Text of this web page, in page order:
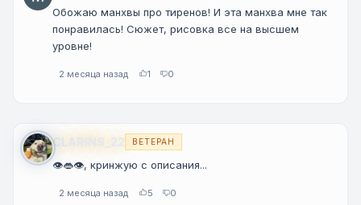
Обожаю манхвы про тиренов! И эта манхва мне так
понравилась! Сюжет, рисовка все на высшем
уровне!
2 месяца назад 1 0
CLARINS_22 ВЕТЕРАН
👁👄👁, кринжую с описания...
2 месяца назад 5 0